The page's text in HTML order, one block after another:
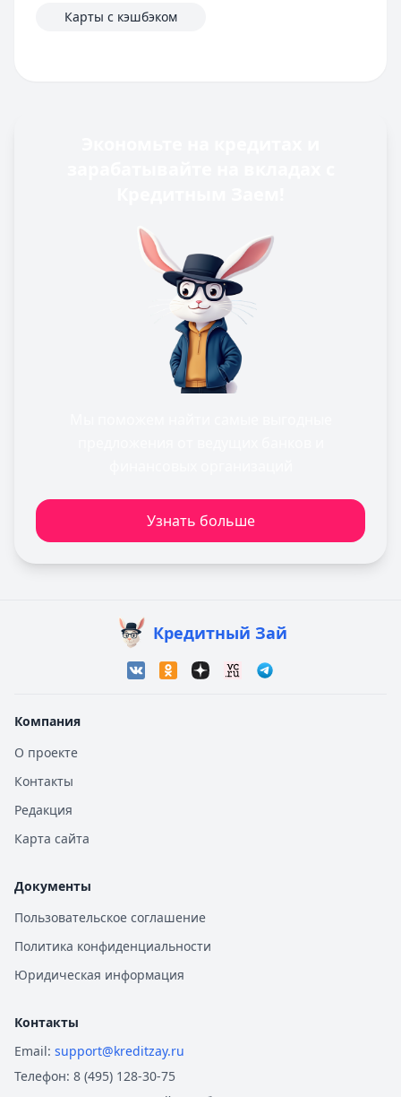
Карты с кэшбэком
Узнать больше
Кредитный Зай
Компания
О проекте
Контакты
Редакция
Карта сайта
Документы
Пользовательское соглашение
Политика конфиденциальности
Юридическая информация
Контакты
Email: support@kreditzay.ru
Телефон: 8 (495) 128-30-75